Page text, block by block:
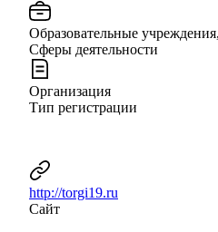
Образовательные
Сферы деятельности
Организация
Тип регистрации
http://torgi19.ru
Сайт